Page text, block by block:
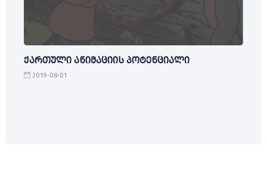
ქართული ანიმაციის პოტენციალი
2019-08-01